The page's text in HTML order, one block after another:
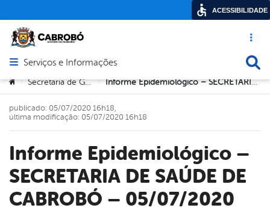
Acesso
Abrir menu principal de navegação
Serviços e Informações
Você está aqui:
> Secretaria de Governo > Informe Epidemiológico – SECRETARIA DE SAÚDE DE CABROBÓ – 05/07/2020
Informe Epidemiológico –
SECRETARIA DE SAÚDE DE
CABROBÓ – 05/07/2020
publicado: 05/07/2020 16h18,
última modificação: 05/07/2020 16h18
ACESSIBILIDADE